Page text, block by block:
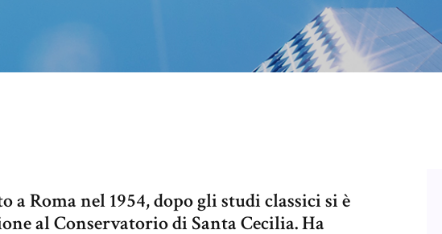
a Roma nel 1954, dopo gli studi classici si è
al Conservatorio di Santa Cecilia. Ha